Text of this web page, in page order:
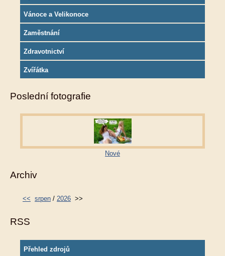
Vánoce a Velikonoce
Zaměstnání
Zdravotnictví
Zvířátka
Poslední fotografie
Nové
Archiv
<< srpen / 2026 >>
RSS
Přehled zdrojů